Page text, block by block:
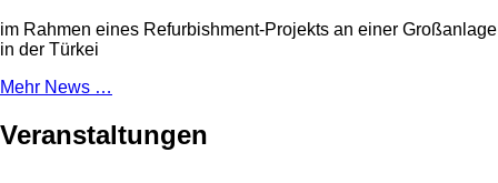
im Rahmen eines Refurbishment-Projekts an einer Großanlage
in der Türkei
Mehr News …
Veranstaltungen